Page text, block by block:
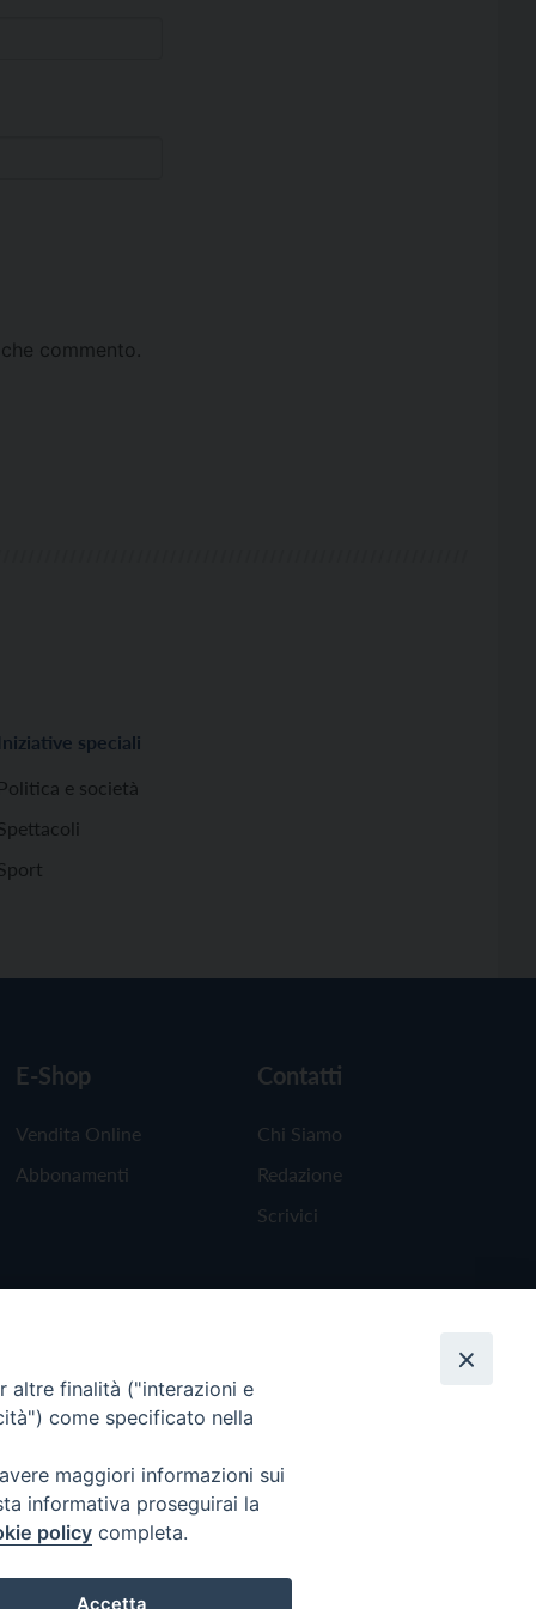
commento.
Iniziative speciali
Politica e società
E-Shop
Vendita Online
Abbonamenti
Contatti
Chi Siamo
Redazione
Scrivici
altre finalità ("interazioni e
come specificato nella
maggiori informazioni sui
informativa proseguirai la
policy completa.
Accetta